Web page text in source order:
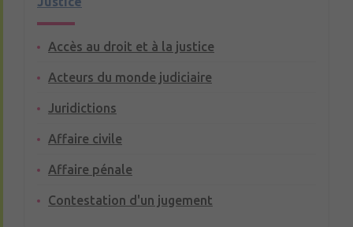
Accès au droit et à la justice
Acteurs du monde judiciaire
Juridictions
Affaire civile
Affaire pénale
Contestation d'un jugement